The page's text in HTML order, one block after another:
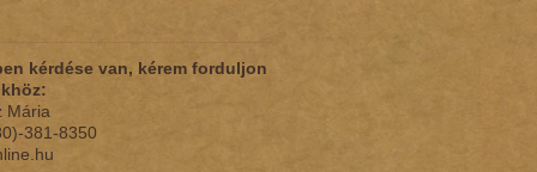
kérdése van, kérem forduljon
Mária
381-8350